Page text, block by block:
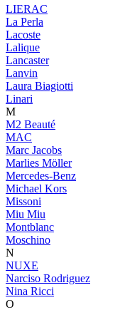
LIERAC
La Perla
Lacoste
Lalique
Lancaster
Lanvin
Laura Biagiotti
Linari
M
M2 Beauté
MAC
Marc Jacobs
Marlies Möller
Mercedes-Benz
Michael Kors
Missoni
Miu Miu
Montblanc
Moschino
N
NUXE
Narciso Rodriguez
Nina Ricci
O